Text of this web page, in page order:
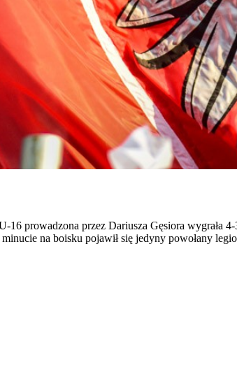
16 prowadzona przez Dariusza Gęsiora
na boisku pojawił się jedyny powołany